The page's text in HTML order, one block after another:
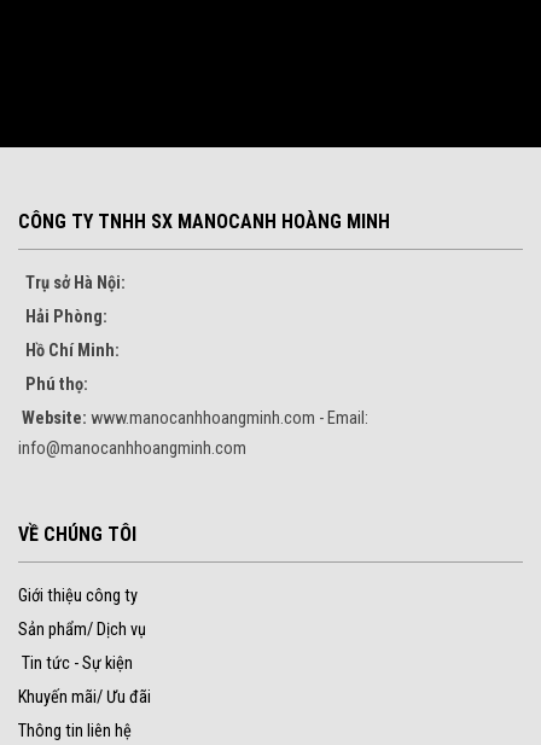
CÔNG TY TNHH SX MANOCANH HOÀNG MINH
Trụ sở Hà Nội:
Hải Phòng:
Hồ Chí Minh:
Phú thọ:
Website: www.manocanhhoangminh.com - Email:
info@manocanhhoangminh.com
VỀ CHÚNG TÔI
Giới thiệu công ty
Sản phẩm/ Dịch vụ
Tin tức - Sự kiện
Khuyến mãi/ Ưu đãi
Thông tin liên hệ